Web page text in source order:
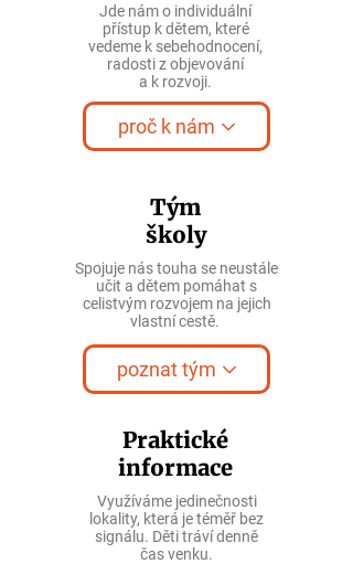
Jde nám o individuální
přístup k dětem, které
vedeme k sebehodnocení,
radosti z objevování
a k rozvoji.
proč k nám
Tým
školy
Spojuje nás touha se neustále
učit a dětem pomáhat s
celistvým rozvojem na jejich
vlastní cestě.
poznat tým
Praktické
informace
Využíváme jedinečnosti
lokality, která je téměř bez
signálu. Děti tráví denně
čas venku.